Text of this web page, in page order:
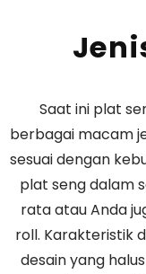
Saat ini plat
berbagai macam
sesuai dengan
plat seng dalam
rata atau Anda
roll. Karakteristik
desain yang